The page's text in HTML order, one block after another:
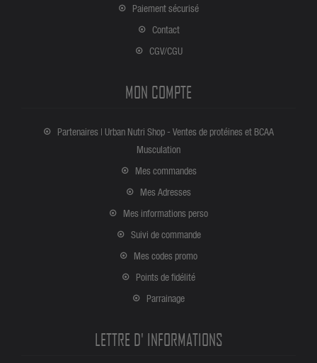
Paiement sécurisé
Contact
CGV/CGU
MON COMPTE
Partenaires | Urban Nutri Shop - Ventes de protéines et BCAA
Musculation
Mes commandes
Mes Adresses
Mes informations perso
Suivi de commande
Mes codes promo
Points de fidélité
Parrainage
LETTRE D' INFORMATIONS